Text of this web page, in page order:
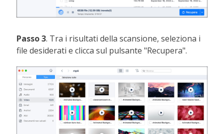
Passo 3. Tra i risultati della scansione, seleziona i
file desiderati e clicca sul pulsante "Recupera".